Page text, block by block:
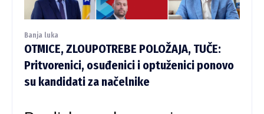
Banja luka
OTMICE, ZLOUPOTREBE POLOŽAJA, TUČE:
Pritvorenici, osuđenici i optuženici ponovo
su kandidati za načelnike